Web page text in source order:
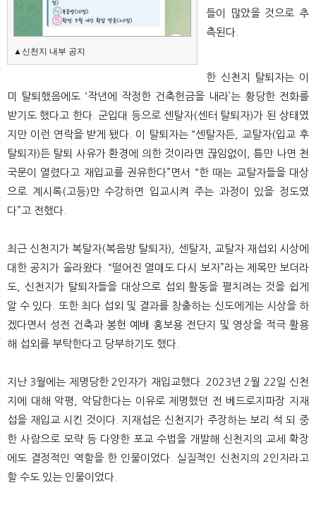
▲신천지 내부 공지
들이 많았을 것으로 추
측된다.
한 신천지 탈퇴자는 이
미 탈퇴했음에도 ‘작년에 작정한 건축헌금을 내라’는 황당한 전화를
받기도 했다고 한다. 군입대 등으로 센탈자(센터 탈퇴자)가 된 상태였
지만 이런 연락을 받게 됐다. 이 탈퇴자는 “센탈자든, 교탈자(입교 후
탈퇴자)든 탈퇴 사유가 환경에 의한 것이라면 끊임없이, 틈만 나면 천
국문이 열렸다고 재입교를 권유한다”면서 “한 때는 교탈자들을 대상
으로 계시록(고등)만 수강하면 입교시켜 주는 과정이 있을 정도였
다”고 전했다.
최근 신천지가 복탈자(복음방 탈퇴자), 센탈자, 교탈자 재섭외 시상에
대한 공지가 올라왔다. “떨어진 열매도 다시 보자”라는 제목만 보더라
도, 신천지가 탈퇴자들을 대상으로 섭외 활동을 펼치려는 것을 쉽게
알 수 있다. 또한 최다 섭외 및 결과를 창출하는 신도에게는 시상을 하
겠다면서 성전 건축과 봉헌 예배 홍보용 전단지 및 영상을 적극 활용
해 섭외를 부탁한다고 당부하기도 했다.
지난 3월에는 제명당한 2인자가 재입교했다. 2023년 2월 22일 신천
지에 대해 악평, 악담한다는 이유로 제명했던 전 베드로지파장 지재
섭을 재입교 시킨 것이다. 지재섭은 신천지가 주장하는 보리 석 되 중
한 사람으로 모략 등 다양한 포교 수법을 개발해 신천지의 교세 확장
에도 결정적인 역할을 한 인물이었다. 실질적인 신천지의 2인자라고
할 수도 있는 인물이었다.